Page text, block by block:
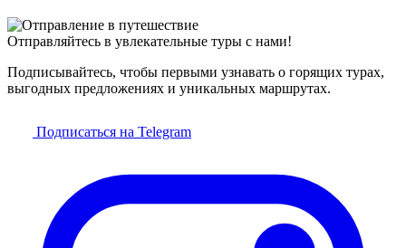
Отправляйтесь в увлекательные туры с нами!
Подписывайтесь, чтобы первыми узнавать о горящих турах,
выгодных предложениях и уникальных маршрутах.
Подписаться на Telegram